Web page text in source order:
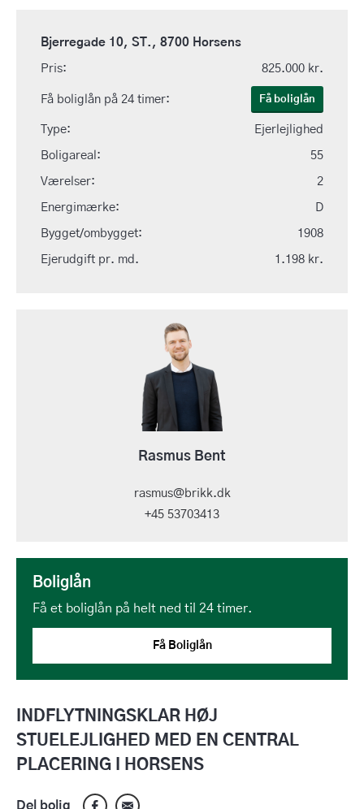
INDFLYTNINGSKLAR HØJ
STUELEJLIGHED MED EN CENTRAL
PLACERING I HORSENS
Del bolig
Bjerregade 10, ST., 8700 Horsens
Pris: 825.000 kr.
Få boliglån på 24 timer: Få boliglån
Type: Ejerlejlighed
Boligareal: 55
Værelser: 2
Energimærke: D
Bygget/ombygget: 1908
Ejerudgift pr. md. 1.198 kr.
Rasmus Bent
rasmus@brikk.dk
+45 53703413
Boliglån
Få et boliglån på helt ned til 24 timer.
Få Boliglån